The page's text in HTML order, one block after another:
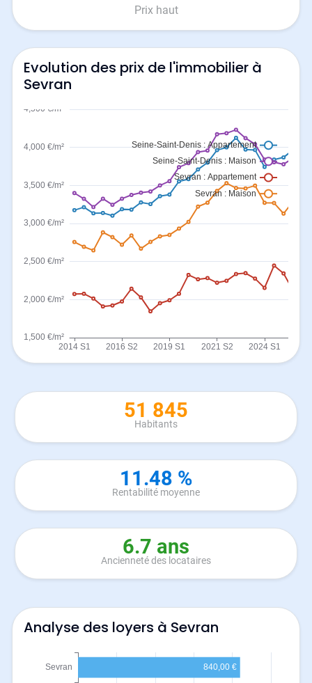
Prix haut
Evolution des prix de l'immobilier à
Sevran
51 845
Habitants
11.48 %
Rentabilité moyenne
6.7 ans
Ancienneté des locataires
Analyse des loyers à Sevran